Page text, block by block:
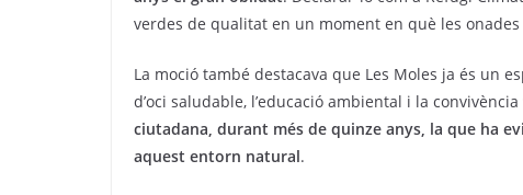
verdes de qualitat en un moment en què les
La moció també destacava que Les Moles ja és un
d’oci saludable, l’educació ambiental i la
ciutadana, durant més de quinze anys, la que ha
aquest entorn natural.